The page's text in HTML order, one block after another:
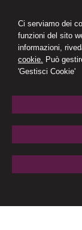
Ci serviamo dei
funzioni del sito
informazioni,
cookie. Può
'Gestisci Cookie'